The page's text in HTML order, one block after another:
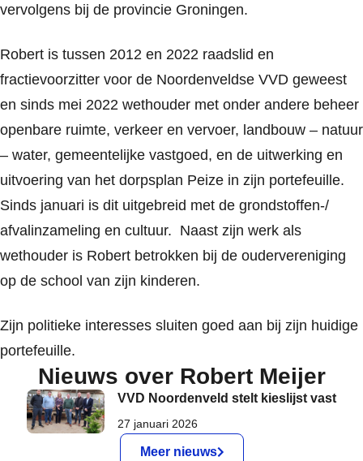
vervolgens bij de provincie Groningen.
Robert is tussen 2012 en 2022 raadslid en
fractievoorzitter voor de Noordenveldse VVD geweest
en sinds mei 2022 wethouder met onder andere beheer
openbare ruimte, verkeer en vervoer, landbouw – natuur
– water, gemeentelijke vastgoed, en de uitwerking en
uitvoering van het dorpsplan Peize in zijn portefeuille.
Sinds januari is dit uitgebreid met de grondstoffen-/
afvalinzameling en cultuur. Naast zijn werk als
wethouder is Robert betrokken bij de oudervereniging
op de school van zijn kinderen.
Zijn politieke interesses sluiten goed aan bij zijn huidige
portefeuille.
Nieuws over Robert Meijer
VVD Noordenveld stelt kieslijst vast
27 januari 2026
Meer nieuws